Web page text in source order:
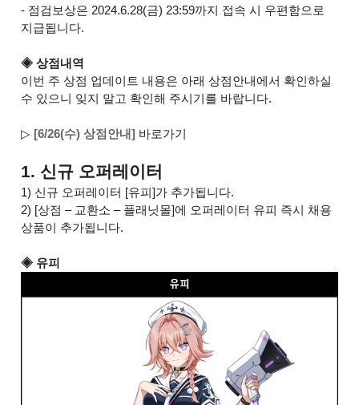
- 점검보상은 2024.6.28(금) 23:59까지 접속 시 우편함으로
지급됩니다.
◈ 상점내역
이번 주 상점 업데이트 내용은 아래 상점안내에서 확인하실
수 있으니 잊지 말고 확인해 주시기를 바랍니다.
▷ [6/26(수) 상점안내] 바로가기
1. 신규 오퍼레이터
1) 신규 오퍼레이터 [유피]가 추가됩니다.
2) [상점 – 교환소 – 플래닛몰]에 오퍼레이터 유피 즉시 채용
상품이 추가됩니다.
◈ 유피